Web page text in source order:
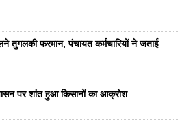
तुगलकी फरमान, पंचायत कर्मचारियों ने जताई
पर शांत हुआ किसानों का आक्रोश